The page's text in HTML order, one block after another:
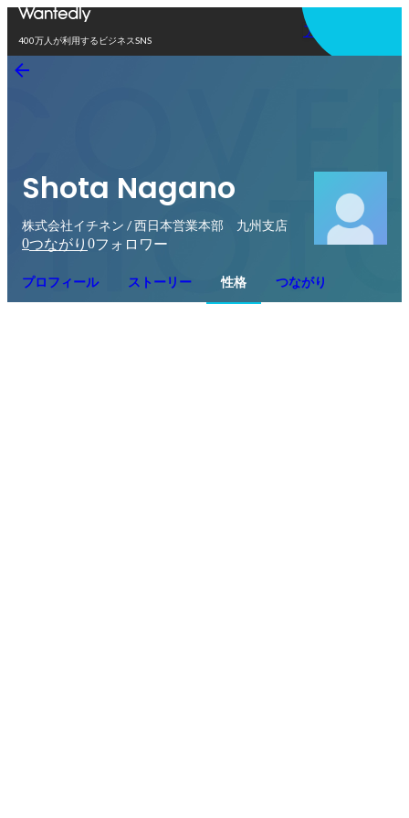
400万人が利用するビジネスSNS
アプリを使う
Shota Nagano
株式会社イチネン / 西日本営業本部 九州支店
0つながり 0フォロワー
プロフィール ストーリー 性格 つながり